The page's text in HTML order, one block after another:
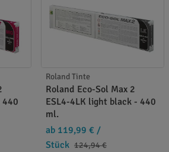
440
Roland Tinte
Roland Eco-Sol Max 2
ESL4-4LK light black - 440
ml.
ab 119,99 € /
Stück 124,94 €